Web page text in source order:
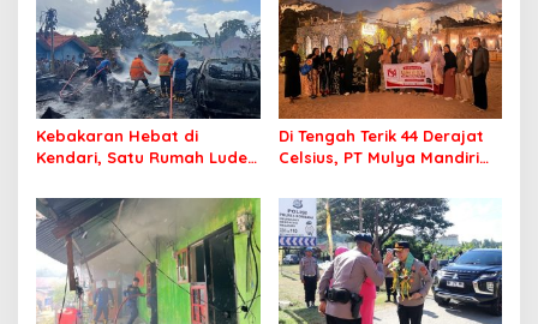
Kebakaran Hebat di
Kendari, Satu Rumah Ludes
Di Tengah Terik 44 Derajat
Celsius, PT Mulya Mandiri
Jamaah Tetap Sehat dan
Nyaman Beribadah